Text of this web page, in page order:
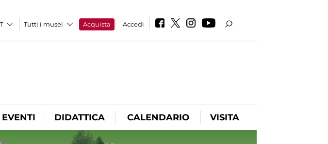
Tutti i musei Acquista Accedi
EVENTI DIDATTICA CALENDARIO VISITA